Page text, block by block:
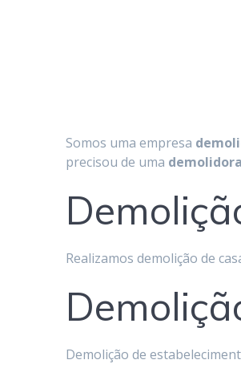
Somos uma empresa
precisou de uma
Realizamos demolição de
Demolição de